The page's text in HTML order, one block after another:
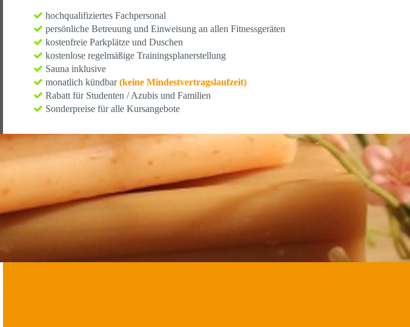
hochqualifiziertes Fachpersonal
persönliche Betreuung und Einweisung an allen Fitnessgeräten
kostenfreie Parkplätze und Duschen
kostenlose regelmäßige Trainingsplanerstellung
Sauna inklusive
monatlich kündbar(keine Mindestvertragslaufzeit)
Rabatt für Studenten / Azubis und Familien
Sonderpreise für alle Kursangebote